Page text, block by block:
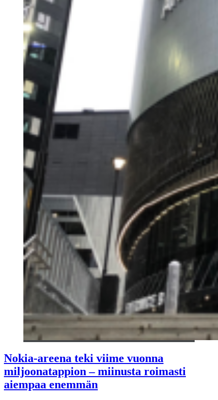
Nokia-areena teki viime vuonna
miljoonatappion – miinusta roimasti
aiempaa enemmän